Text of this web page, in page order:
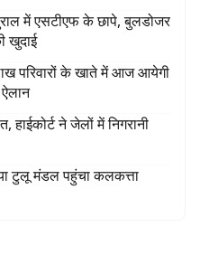
में एसटीएफ के छापे, बुलडोजर
खुदाई
परिवारों के खाते में आज आयेगी
हाईकोर्ट ने जेलों में निगरानी
टुलू मंडल पहुंचा कलकत्ता